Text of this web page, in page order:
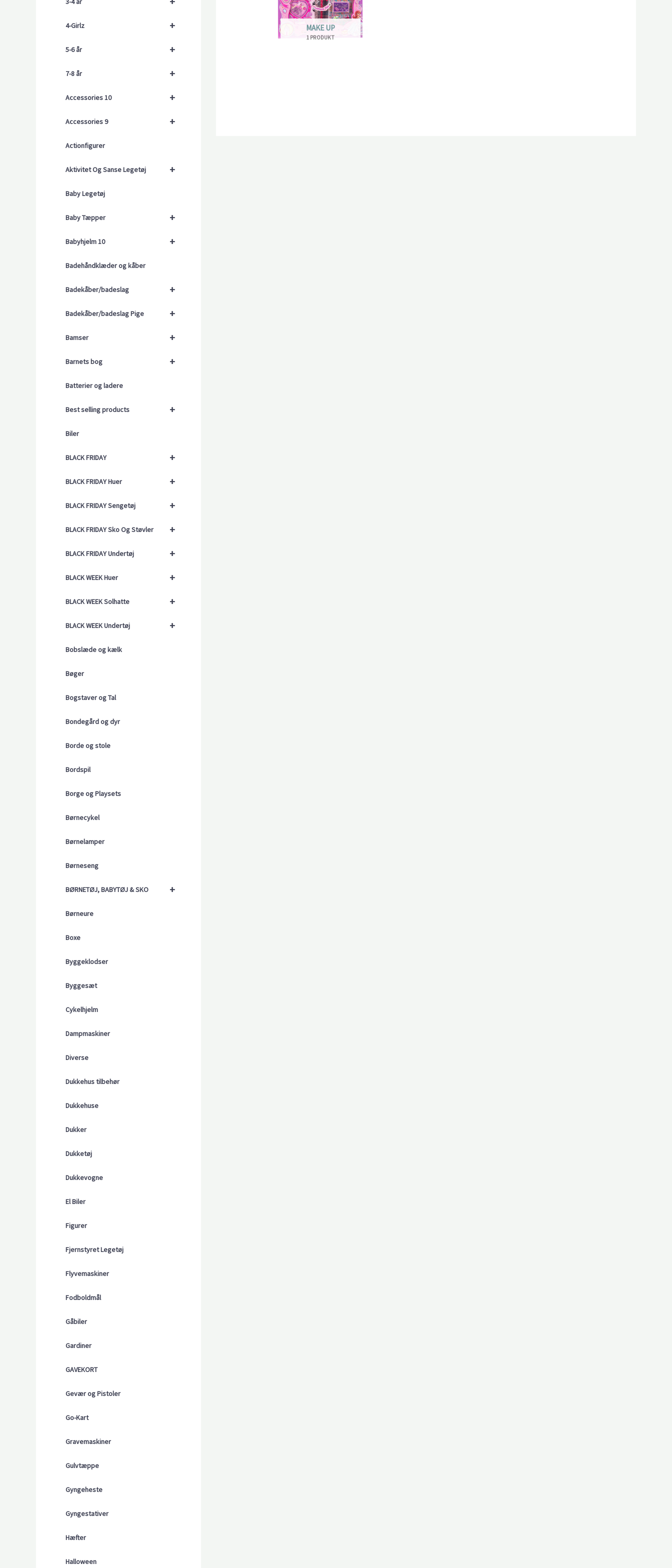
+
4-Girlz
+
5-6 år
+
7-8 år
+
Accessories 10
+
Accessories 9
Actionfigurer
+
Aktivitet Og Sanse Legetøj
Baby Legetøj
+
Baby Tæpper
+
Babyhjelm 10
Badehåndklæder og kåber
+
Badekåber/badeslag
+
Badekåber/badeslag Pige
+
Bamser
+
Barnets bog
Batterier og ladere
+
Best selling products
Biler
+
BLACK FRIDAY
+
BLACK FRIDAY Huer
+
BLACK FRIDAY Sengetøj
+
BLACK FRIDAY Sko Og Støvler
+
BLACK FRIDAY Undertøj
+
BLACK WEEK Huer
+
BLACK WEEK Solhatte
+
BLACK WEEK Undertøj
Bobslæde og kælk
Bøger
Bogstaver og Tal
Bondegård og dyr
Borde og stole
Bordspil
Borge og Playsets
Børnecykel
Børnelamper
Børneseng
+
BØRNETØJ, BABYTØJ & SKO
Børneure
Boxe
Byggeklodser
Byggesæt
Cykelhjelm
Dampmaskiner
Diverse
Dukkehus tilbehør
Dukkehuse
Dukker
Dukketøj
Dukkevogne
El Biler
Figurer
Fjernstyret Legetøj
Flyvemaskiner
Fodboldmål
Gåbiler
Gardiner
GAVEKORT
Gevær og Pistoler
Go-Kart
Gravemaskiner
Gulvtæppe
Gyngeheste
Gyngestativer
Hæfter
Halloween
MAKE UP
1 PRODUKT